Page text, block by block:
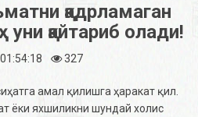
қадрламаган
қайтариб олади!
327
амал қилишга ҳаракат қил.
ёки яхшиликни шундай холис